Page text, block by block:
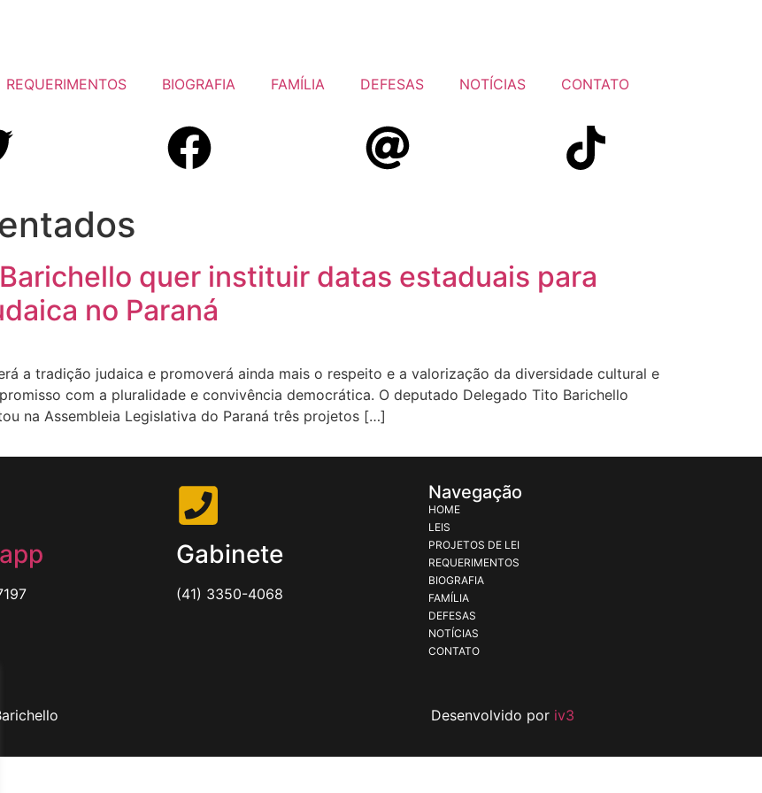
REQUERIMENTOS BIOGRAFIA FAMÍLIA DEFESAS NOTÍCIAS CONTATO
quer instituir datas estaduais para
no Paraná
a tradição judaica e promoverá ainda mais o respeito e a valorização da diversidade cultural e
com a pluralidade e convivência democrática. O deputado Delegado Tito Barichello
na Assembleia Legislativa do Paraná três projetos […]
Gabinete
(41) 3350-4068
Navegação
HOME
LEIS
PROJETOS DE LEI
REQUERIMENTOS
BIOGRAFIA
FAMÍLIA
DEFESAS
NOTÍCIAS
CONTATO
Desenvolvido por iv3